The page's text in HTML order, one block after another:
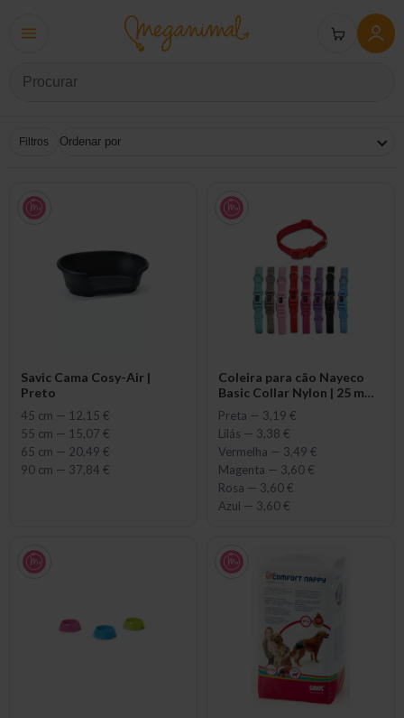
Filtros
Savic Cama Cosy-Air |
Preto
45 cm — 12,15 €
55 cm — 15,07 €
65 cm — 20,49 €
90 cm — 37,84 €
Coleira para cão Nayeco
Basic Collar Nylon | 25 mm
x 48-70 cm
Preta — 3,19 €
Lilás — 3,38 €
Vermelha — 3,49 €
Magenta — 3,60 €
Rosa — 3,60 €
Azul — 3,60 €